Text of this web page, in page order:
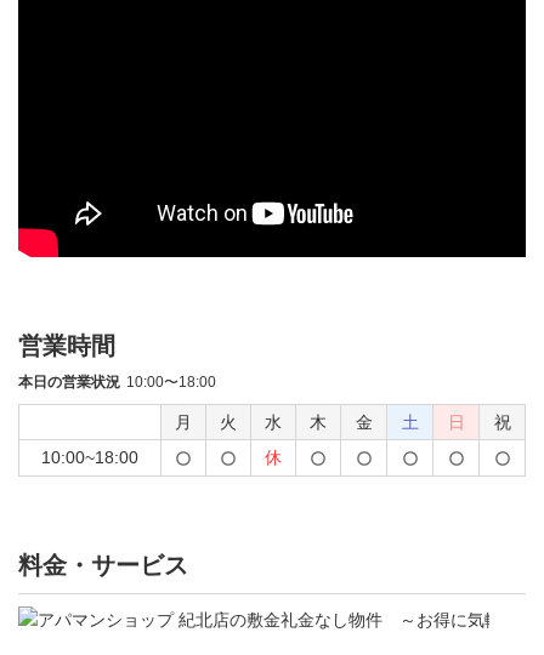
営業時間
本日の営業状況 10:00〜18:00
月 火 水 木 金 土 日
祝
10:00~18:00
休
料金・サービス